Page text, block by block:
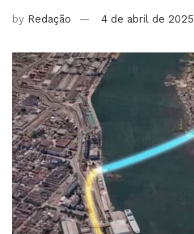
by Redação 4 de abril de 2025